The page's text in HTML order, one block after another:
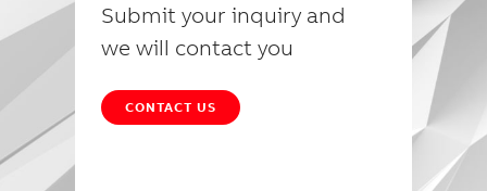
Submit your inquiry and
we will contact you
CONTACT US